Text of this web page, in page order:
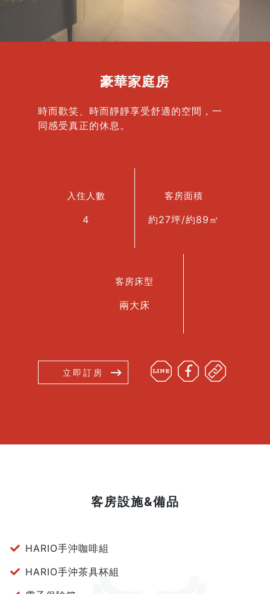
豪華家庭房
時而歡笑、時而靜靜享受舒適的空間，一
同感受真正的休息。
入住人數
4
客房面積
約27坪/約89㎡
客房床型
兩大床
立即訂房
客房設施&備品
HARIO手沖咖啡組
HARIO手沖茶具杯組